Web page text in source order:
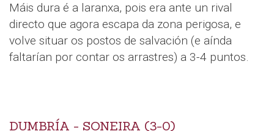
Máis dura é a laranxa, pois era ante un rival
directo que agora escapa da zona perigosa, e
volve situar os postos de salvación (e aínda
faltarían por contar os arrastres) a 3-4 puntos.
DUMBRÍA - SONEIRA (3-0)